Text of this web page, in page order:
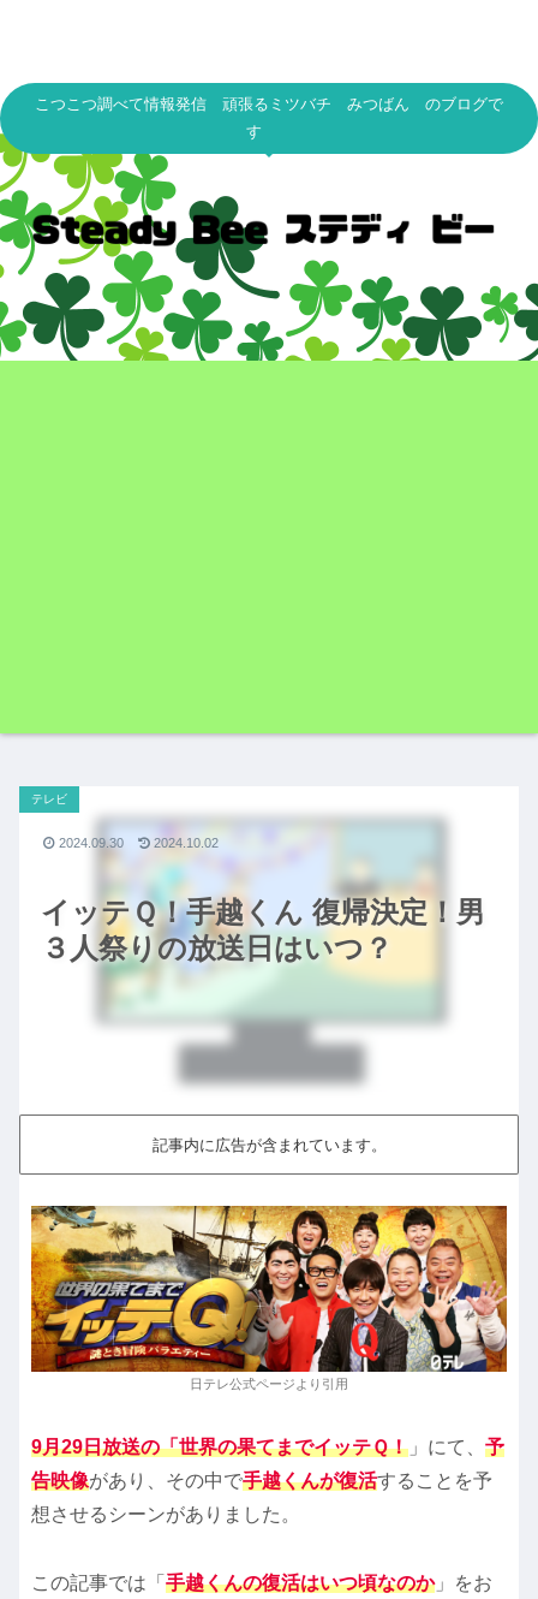
こつこつ調べて情報発信 頑張るミツバチ みつばん のブログで
す
イッテＱ！手越くん 復帰決定！男
３人祭りの放送日はいつ？
テレビ
2024.09.30 2024.10.02
記事内に広告が含まれています。
日テレ公式ページより引用
9月29日放送の「世界の果てまでイッテＱ！ 」にて、 予
告映像があり、その中で手越くんが復活することを予
想させるシーンがありました。
この記事では「 手越くんの復活はいつ頃なのか」をお